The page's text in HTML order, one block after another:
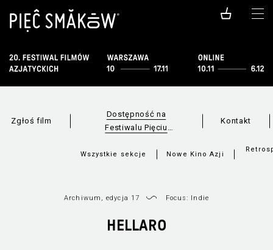
Zgłoś film
Dostępność na
Festiwalu Pięciu
Wszystkie sekcje Nowe Kino Azji
Kontakt
Archiwum, edycja 17 Focus: Indie
HELLARO